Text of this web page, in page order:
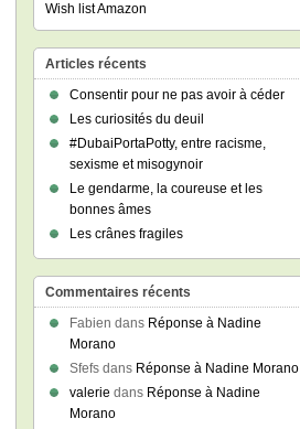
Wish list Amazon
Articles récents
Consentir pour ne pas avoir à céder
Les curiosités du deuil
#DubaiPortaPotty, entre racisme,
sexisme et misogynoir
Le gendarme, la coureuse et les
bonnes âmes
Les crânes fragiles
Commentaires récents
Fabien dans Réponse à Nadine
Morano
Sfefs dans Réponse à Nadine Morano
valerie dans Réponse à Nadine
Morano